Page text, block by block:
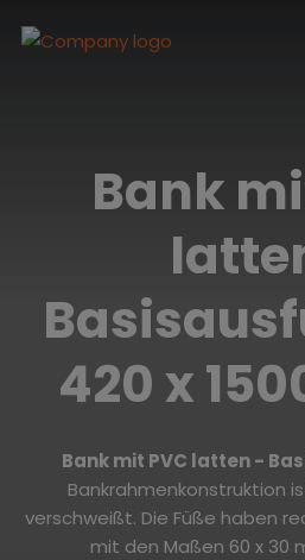
Bank
420 x
Bank mit PVC latten-
Bankrahmenkonstruktion
verschweißt. Die Füße haben
mit den Maßen 60 x 30